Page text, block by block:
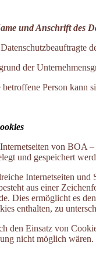
und Anschrift des
der
betroffene Person kann
von BOA
und gespeichert
Internetseiten
aus einer
Dies ermöglicht es
enthalten, zu
den Einsatz von
nicht möglich wären.